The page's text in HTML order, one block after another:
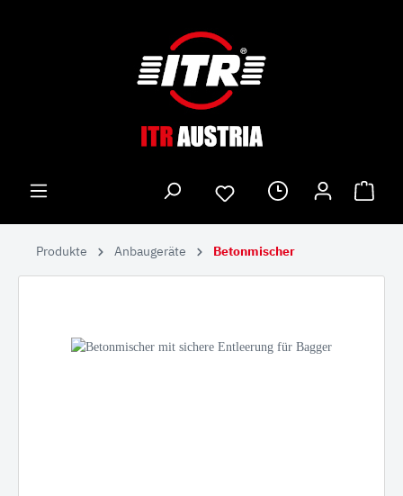
Produkte Anbaugeräte Betonmischer